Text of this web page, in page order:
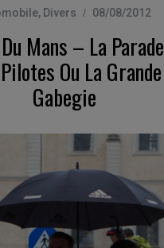
C
H
, Divers 08/08/2012
Mans – La Parade
Ou La Grande
Gabegie